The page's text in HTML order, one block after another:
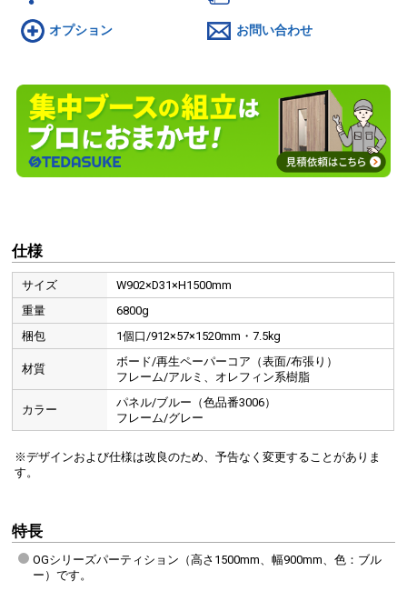
オプション お問い合わせ
仕様
サイズ
W902×D31×H1500mm
重量
6800g
梱包
1個口/912×57×1520mm・7.5kg
材質
ボード/再生ペーパーコア（表面/布張り）
フレーム/アルミ、オレフィン系樹脂
カラー
パネル/ブルー（色品番3006）
フレーム/グレー
※デザインおよび仕様は改良のため、予告なく変更することがありま
す。
特長
OGシリーズパーティション（高さ1500mm、幅900mm、色：ブル
ー）です。